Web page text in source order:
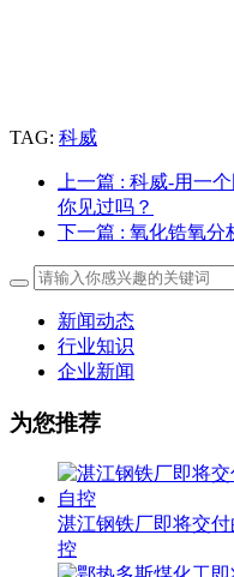
TAG: 科威
上一篇 : 科威-用一
你见过吗？
下一篇 : 氧化锆氧分
新闻动态
行业知识
企业新闻
为您推荐
湛江钢铁厂即将交
控